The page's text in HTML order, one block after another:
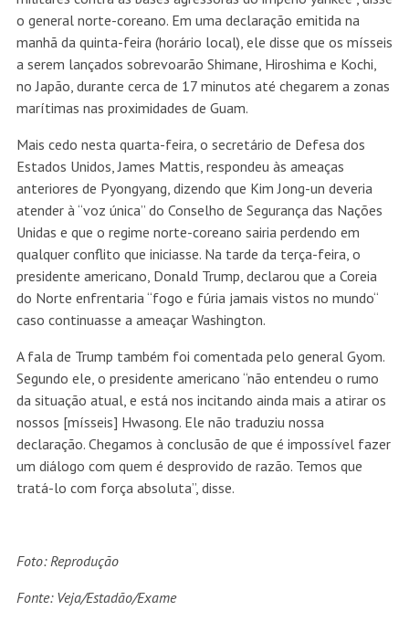
o general norte-coreano. Em uma declaração emitida na
manhã da quinta-feira (horário local), ele disse que os mísseis
a serem lançados sobrevoarão Shimane, Hiroshima e Kochi,
no Japão, durante cerca de 17 minutos até chegarem a zonas
marítimas nas proximidades de Guam.
Mais cedo nesta quarta-feira, o secretário de Defesa dos
Estados Unidos, James Mattis, respondeu às ameaças
anteriores de Pyongyang, dizendo que Kim Jong-un deveria
atender à “voz única” do Conselho de Segurança das Nações
Unidas e que o regime norte-coreano sairia perdendo em
qualquer conflito que iniciasse. Na tarde da terça-feira, o
presidente americano, Donald Trump, declarou que a Coreia
do Norte enfrentaria “fogo e fúria jamais vistos no mundo“
caso continuasse a ameaçar Washington.
A fala de Trump também foi comentada pelo general Gyom.
Segundo ele, o presidente americano “não entendeu o rumo
da situação atual, e está nos incitando ainda mais a atirar os
nossos [mísseis] Hwasong. Ele não traduziu nossa
declaração. Chegamos à conclusão de que é impossível fazer
um diálogo com quem é desprovido de razão. Temos que
tratá-lo com força absoluta”, disse.
Foto: Reprodução
Fonte: Veja/Estadão/Exame